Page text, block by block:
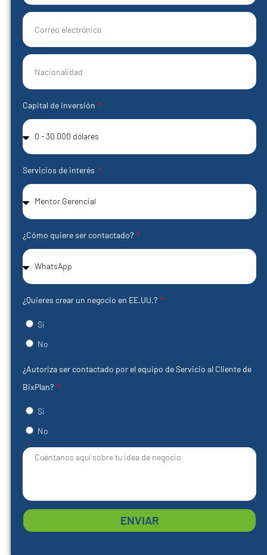
States
+1
Capital de inversión
Servicios de interés
¿Cómo quiere ser contactado?
¿Quieres crear un negocio en EE.UU.?
Si
No
¿Autoriza ser contactado por el equipo de Servicio al Cliente de
BixPlan?
Si
No
ENVIAR